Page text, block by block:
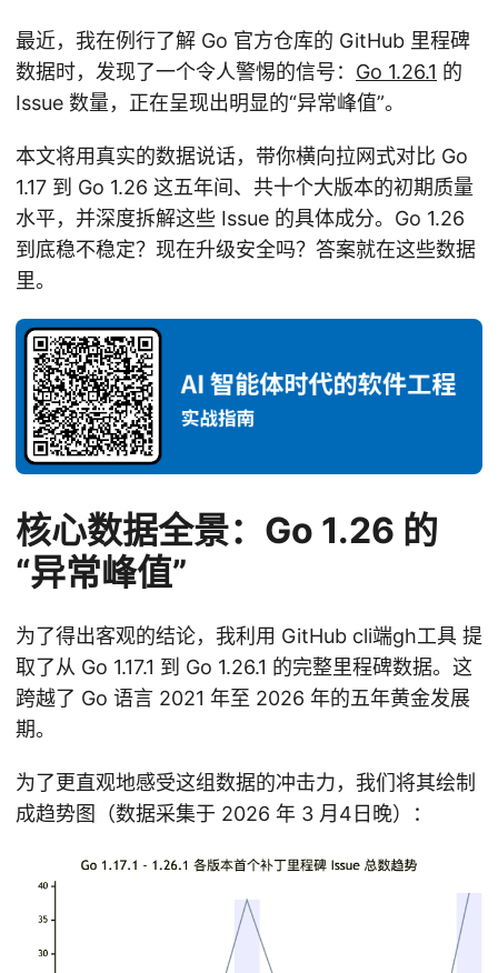
最近，我在例行了解 Go 官方仓库的 GitHub 里程碑
数据时，发现了一个令人警惕的信号： Go 1.26.1 的
Issue 数量，正在呈现出明显的“异常峰值”。
本文将用真实的数据说话，带你横向拉网式对比 Go
1.17 到 Go 1.26 这五年间、共十个大版本的初期质量
水平，并深度拆解这些 Issue 的具体成分。Go 1.26
到底稳不稳定？现在升级安全吗？答案就在这些数据
里。
核心数据全景：Go 1.26 的
“异常峰值”
为了得出客观的结论，我利用 GitHub cli端gh工具 提
取了从 Go 1.17.1 到 Go 1.26.1 的完整里程碑数据。这
跨越了 Go 语言 2021 年至 2026 年的五年黄金发展
期。
为了更直观地感受这组数据的冲击力，我们将其绘制
成趋势图（数据采集于 2026 年 3 月4日晚）：